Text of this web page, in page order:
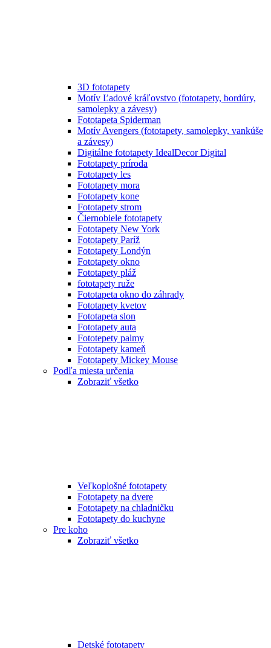
3D fototapety
Motív Ľadové kráľovstvo (fototapety, bordúry,
samolepky a závesy)
Fototapeta Spiderman
Motív Avengers (fototapety, samolepky, vankúše
a závesy)
Digitálne fototapety IdealDecor Digital
Fototapety príroda
Fototapety les
Fototapety mora
Fototapety kone
Fototapety strom
Čiernobiele fototapety
Fototapety New York
Fototapety Paríž
Fototapety Londýn
Fototapety okno
Fototapety pláž
fototapety ruže
Fototapeta okno do záhrady
Fototapety kvetov
Fototapeta slon
Fototapety auta
Fototepety palmy
Fototapety kameň
Fototapety Mickey Mouse
Podľa miesta určenia
Zobraziť všetko
Veľkoplošné fototapety
Fototapety na dvere
Fototapety na chladničku
Fototapety do kuchyne
Pre koho
Zobraziť všetko
Detské fototapety